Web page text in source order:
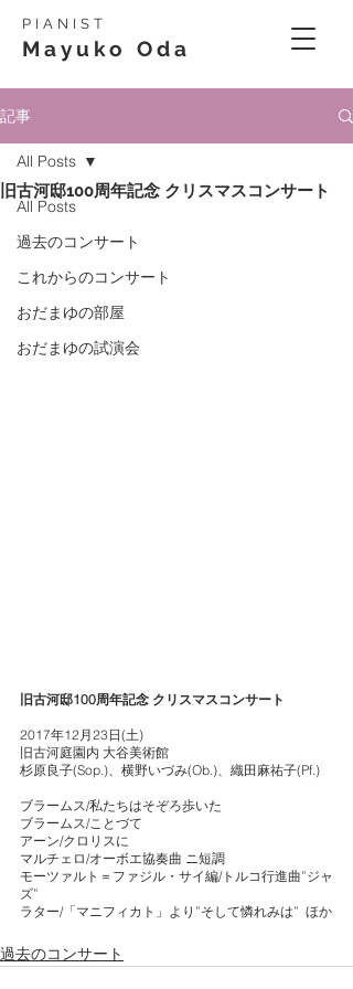
PIANIST
Mayuko Oda
記事
All Posts
過去のコンサート
これからのコンサート
おだまゆの部屋
おだまゆの試演会
All Posts
旧古河邸100周年記念 クリスマスコンサート
旧古河邸100周年記念 クリスマスコンサート
2017年12月23日(土)
旧古河庭園内 大谷美術館
杉原良子(Sop.)、横野いづみ(Ob.)、織田麻祐子(Pf.)
ブラームス/私たちはそぞろ歩いた
ブラームス/ことづて
アーン/クロリスに
マルチェロ/オーボエ協奏曲 ニ短調
モーツァルト＝ファジル・サイ編/トルコ行進曲”ジャ
ズ”
ラター/「マニフィカト」より”そして憐れみは”  ほか
過去のコンサート